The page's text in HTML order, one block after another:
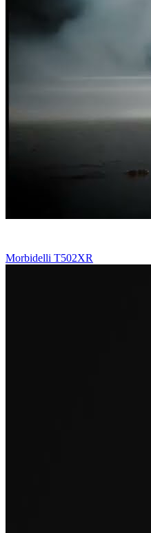
Morbidelli T502XR